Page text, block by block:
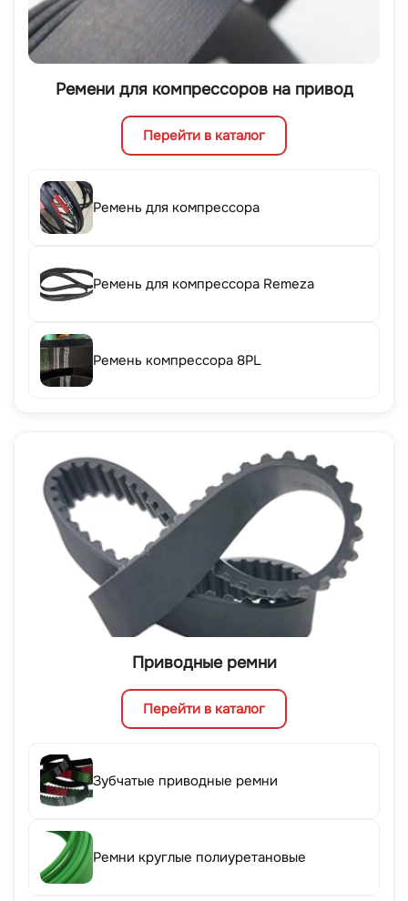
Ремени для компрессоров на привод
Перейти в каталог
Ремень для компрессора
Ремень для компрессора Remeza
Ремень компрессора 8PL
Приводные ремни
Перейти в каталог
Зубчатые приводные ремни
Ремни круглые полиуретановые